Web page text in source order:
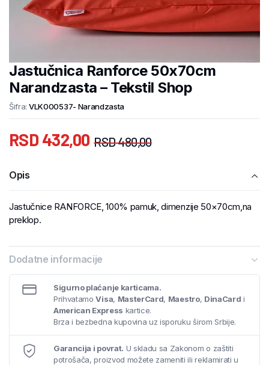
Jastučnica Ranforce 50x70cm
Narandzasta – Tekstil Shop
Šifra: VLK000537- Narandzasta
RSD480,00
RSD 432,00
Opis
Jastučnice RANFORCE, 100% pamuk, dimenzije 50×70cm,na
preklop.
Dodatne informacije
Sigurno plaćanje karticama.
PrihvatamoVisa, MasterCard, Maestro, DinaCard i
American Express kartice.
Brza i bezbedna kupovina uz isporuku širom Srbije.
Garancija i povrat. U skladu sa Zakonom o zaštiti
potrošača, proizvod možete zameniti ili reklamirati u